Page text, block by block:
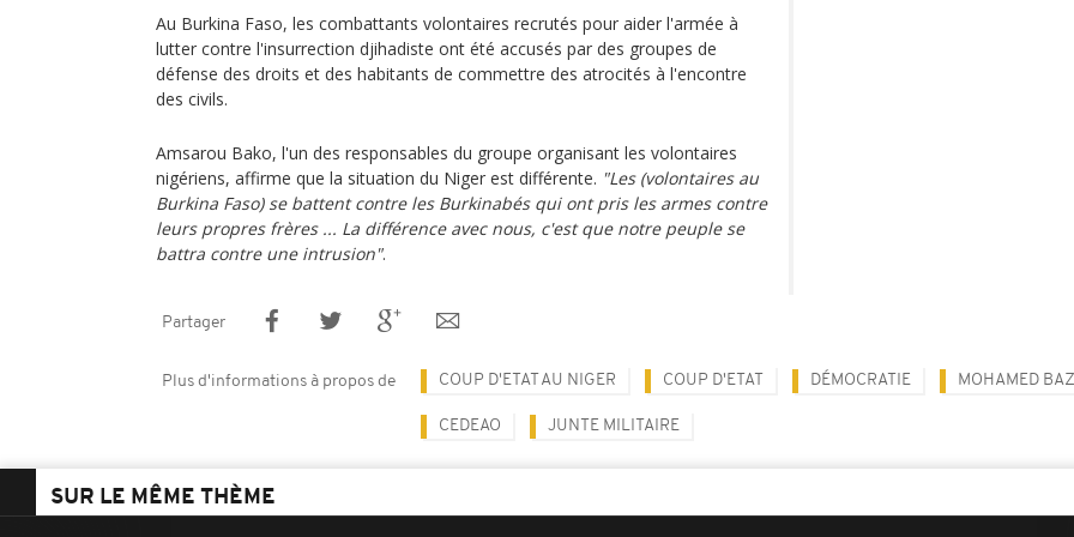
Au Burkina Faso, les combattants volontaires recrutés pour aider l'armée à
lutter contre l'insurrection djihadiste ont été accusés par des groupes de
défense des droits et des habitants de commettre des atrocités à l'encontre
des civils.
Amsarou Bako, l'un des responsables du groupe organisant les volontaires
nigériens, affirme que la situation du Niger est différente. "Les (volontaires au
Burkina Faso) se battent contre les Burkinabés qui ont pris les armes contre
leurs propres frères ... La différence avec nous, c'est que notre peuple se
battra contre une intrusion".
Partager
Plus d'informations à propos de COUP D'ETAT AU NIGER COUP D'ETAT DÉMOCRATIE MOHAMED
CEDEAO JUNTE MILITAIRE
SUR LE MÊME THÈME